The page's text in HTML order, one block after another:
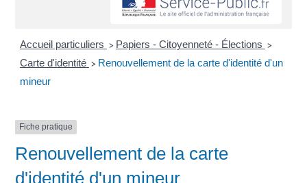
Accueil particuliers > Papiers - Citoyenneté - Élections >
Carte d'identité > Renouvellement de la carte d'identité d'un
mineur
Fiche pratique
Renouvellement de la carte
d'identité d'un mineur